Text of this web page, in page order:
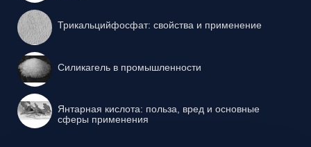
Трикальцийфосфат: свойства и применение
Силикагель в промышленности
Янтарная кислота: польза, вред и основные
сферы применения